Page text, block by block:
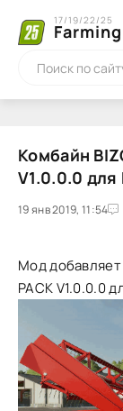
17/19/22/25
Комбайн
V1.0.0.0
19 янв 2019, 11:54
1 2 3 4 5
Мод добавляет
PACK V1.0.0.0